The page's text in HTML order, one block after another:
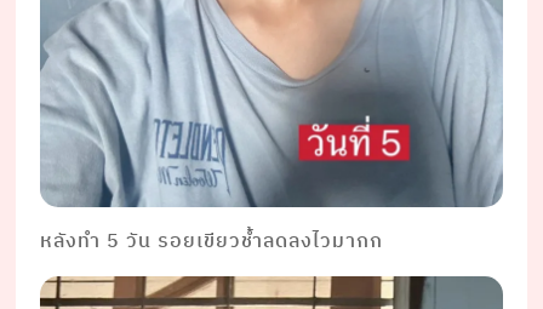
หลังทำ 5 วัน รอยเขียวช้ำลดลงไวมากก